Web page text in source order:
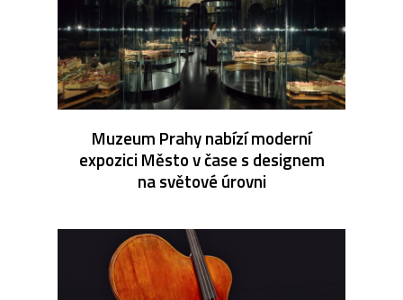
Muzeum Prahy nabízí moderní
expozici Město v čase s designem
na světové úrovni